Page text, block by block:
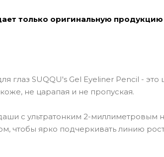
только оригинальную
глаз SUQQU's Gel Eyeliner Pencil -
не царапая и не пропуская.
с ультратонким 2-
чтобы ярко подчеркивать линию